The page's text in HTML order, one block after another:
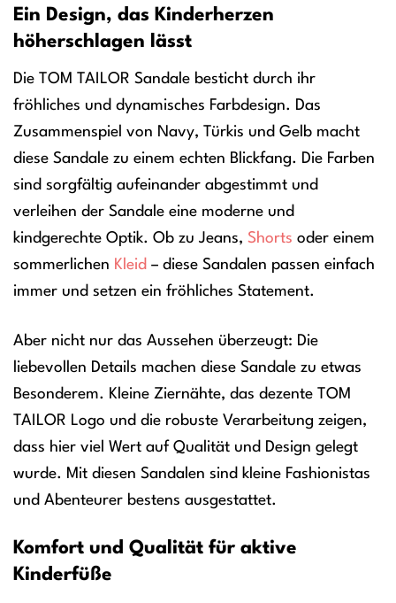
Ein Design, das Kinderherzen
höherschlagen lässt
Die TOM TAILOR Sandale besticht durch ihr
fröhliches und dynamisches Farbdesign. Das
Zusammenspiel von Navy, Türkis und Gelb macht
diese Sandale zu einem echten Blickfang. Die Farben
sind sorgfältig aufeinander abgestimmt und
verleihen der Sandale eine moderne und
kindgerechte Optik. Ob zu Jeans, Shorts oder einem
sommerlichen Kleid – diese Sandalen passen einfach
immer und setzen ein fröhliches Statement.
Aber nicht nur das Aussehen überzeugt: Die
liebevollen Details machen diese Sandale zu etwas
Besonderem. Kleine Ziernähte, das dezente TOM
TAILOR Logo und die robuste Verarbeitung zeigen,
dass hier viel Wert auf Qualität und Design gelegt
wurde. Mit diesen Sandalen sind kleine Fashionistas
und Abenteurer bestens ausgestattet.
Komfort und Qualität für aktive
Kinderfüße